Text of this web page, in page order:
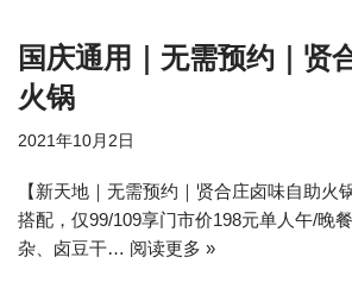
国庆通用｜无需预约｜贤
火锅
2021年10月2日
【新天地｜无需预约｜贤合庄卤味自助火
搭配，仅99/109享门市价198元单人午/晚
杂、卤豆干… 阅读更多 »